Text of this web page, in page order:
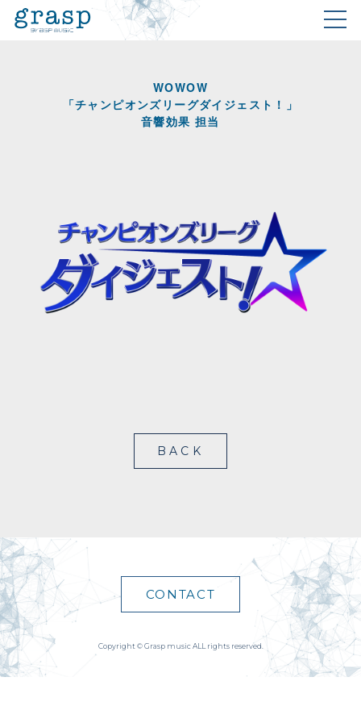
WOWOW
「チャンピオンズリーグダイジェスト！」
音響効果 担当
BACK
CONTACT
Copyright © Grasp music ALL rights reserved.